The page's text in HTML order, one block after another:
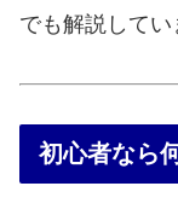
でも解説してい
初心者なら